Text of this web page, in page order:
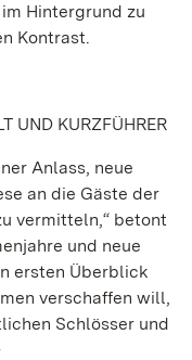
Hintergrund zu
Kontrast.
UND KURZFÜHRER
Anlass, neue
an die Gäste der
vermitteln,“ betont
und neue
ersten Überblick
verschaffen will,
Schlösser und